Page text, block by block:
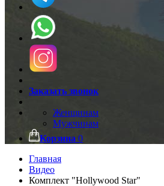
Заказать звонок
Женщинам
Мужчинам
Корзина 0
Главная
Видео
Комплект "Hollywood Star"